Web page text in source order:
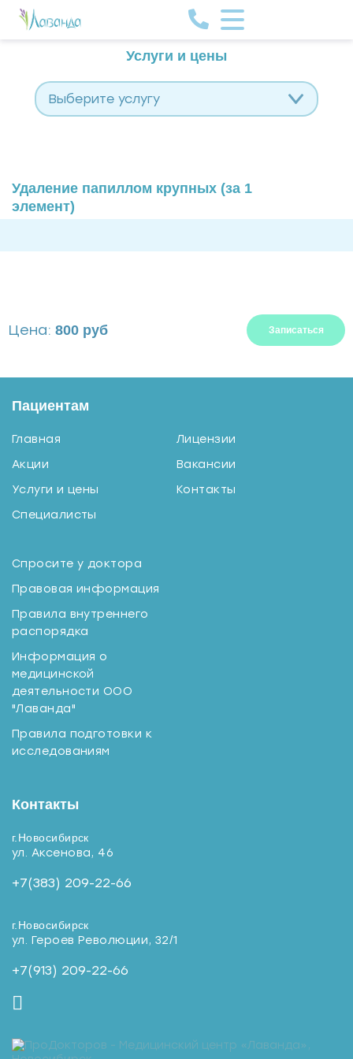
Услуги и цены
Выберите услугу
Удаление папиллом крупных (за 1
элемент)
Цена: 800 руб Записаться
Пациентам
Главная
Акции
Услуги и цены
Специалисты
Лицензии
Вакансии
Контакты
Спросите у доктора
Правовая информация
Правила внутреннего
распорядка
Информация о
медицинской
деятельности ООО
"Лаванда"
Правила подготовки к
исследованиям
Контакты
г.Новосибирск
ул. Аксенова, 46
+7(383) 209-22-66
г.Новосибирск
ул. Героев Революции, 32/1
+7(913) 209-22-66